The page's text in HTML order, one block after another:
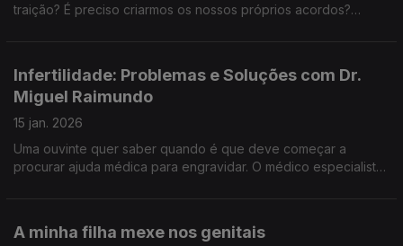
traição? É preciso criarmos os nossos próprios acordos?
Infertilidade: Problemas e Soluções com Dr.
Miguel Raimundo
15 jan. 2026
Uma ouvinte quer saber quando é que deve começar a
procurar ajuda médica para engravidar. O médico especialista
A minha filha mexe nos genitais